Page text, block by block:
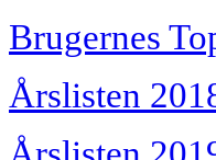
Brugernes
Årslisten